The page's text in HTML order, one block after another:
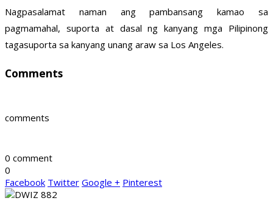
Nagpasalamat naman ang pambansang kamao sa
pagmamahal, suporta at dasal ng kanyang mga Pilipinong
tagasuporta sa kanyang unang araw sa Los Angeles.
Comments
comments
0 comment
0
Facebook Twitter Google + Pinterest